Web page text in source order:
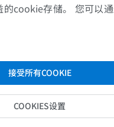
的cookie存储。 您可
接受所有COOKIE
COOKIES设置